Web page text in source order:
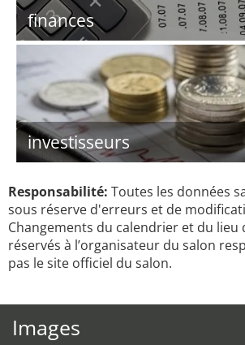
finances
investisseurs
Responsabilité: Toutes les données
sous réserve d'erreurs et de
Changements du calendrier et du
réservés à l’organisateur du salon
pas le site officiel du salon.
Images